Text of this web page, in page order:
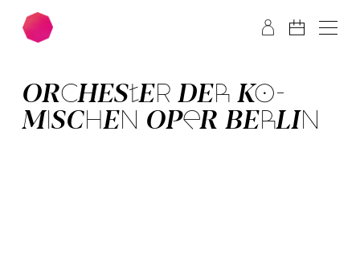
Zum Hauptinhalt springen Zum Footer springen
OR­CHES­TER­ DER­ KO­
MISCH­EN OPER BER­LIN